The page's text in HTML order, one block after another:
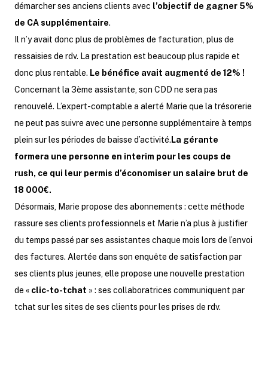
démarcher ses anciens clients avec l’objectif de gagner 5%
de CA supplémentaire.
Il n’y avait donc plus de problèmes de facturation, plus de
ressaisies de rdv. La prestation est beaucoup plus rapide et
donc plus rentable. Le bénéfice avait augmenté de 12% !
Concernant la 3ème assistante, son CDD ne sera pas
renouvelé. L’expert-comptable a alerté Marie que la trésorerie
ne peut pas suivre avec une personne supplémentaire à temps
plein sur les périodes de baisse d’activité. La gérante
formera une personne en interim pour les coups de
rush, ce qui leur permis d’économiser un salaire brut de
18 000€.
Désormais, Marie propose des abonnements : cette méthode
rassure ses clients professionnels et Marie n’a plus à justifier
du temps passé par ses assistantes chaque mois lors de l’envoi
des factures. Alertée dans son enquête de satisfaction par
ses clients plus jeunes, elle propose une nouvelle prestation
de « clic-to-tchat » : ses collaboratrices communiquent par
tchat sur les sites de ses clients pour les prises de rdv.